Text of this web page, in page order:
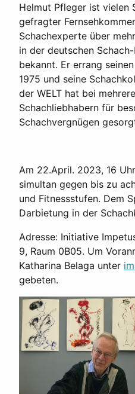
Helmut Pfleger ist vielen
gefragter
Schachexperte über
in der deutschen
bekannt. Er errang
1975 und seine
der WELT hat bei
Schachliebhabern für
Schachvergnügen
Am 22.April. 2023, 16
simultan gegen bis zu
und Fitnessstufen. Dem
Darbietung in der
Adresse: Initiative
9, Raum 0B05. Um
Katharina Belaga unter
gebeten.